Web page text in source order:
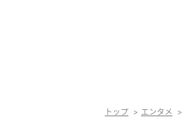
トップ エンタメ